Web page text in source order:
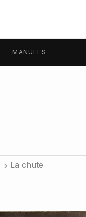
MANUELS
La chute